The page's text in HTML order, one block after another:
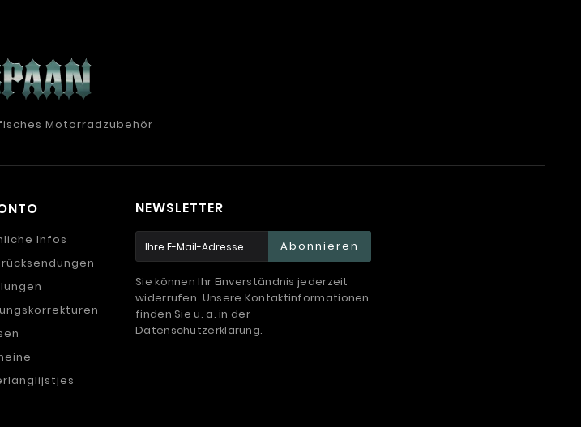
Motorradzubehör
Infos
NEWSLETTER
Abonnieren
Sie können Ihr Einverständnis jederzeit
widerrufen. Unsere Kontaktinformationen
finden Sie u. a. in der
Datenschutzerklärung.